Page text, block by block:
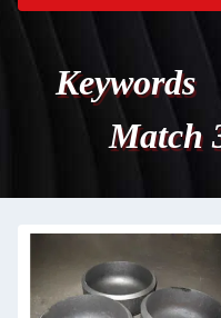
Match